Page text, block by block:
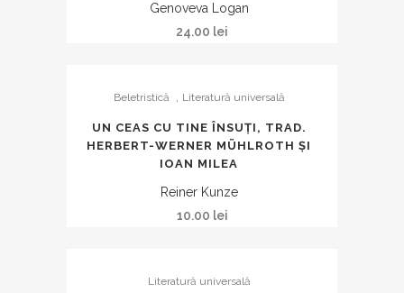
Genoveva Logan
24.00 lei
Beletristică Literatură universală
UN CEAS CU TINE ÎNSUȚI, TRAD.
HERBERT-WERNER MÜHLROTH ȘI
IOAN MILEA
Reiner Kunze
10.00 lei
Literatură universală